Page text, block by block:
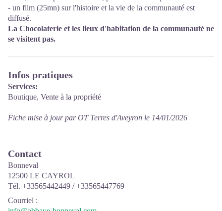
- un film (25mn) sur l'histoire et la vie de la communauté est
diffusé.
La Chocolaterie et les lieux d'habitation de la communauté ne
se visitent pas.
Infos pratiques
Services:
Boutique, Vente à la propriété
Fiche mise à jour par OT Terres d'Aveyron le 14/01/2026
Contact
Bonneval
12500 LE CAYROL
Tél. +33565442449 / +33565447769
Courriel :